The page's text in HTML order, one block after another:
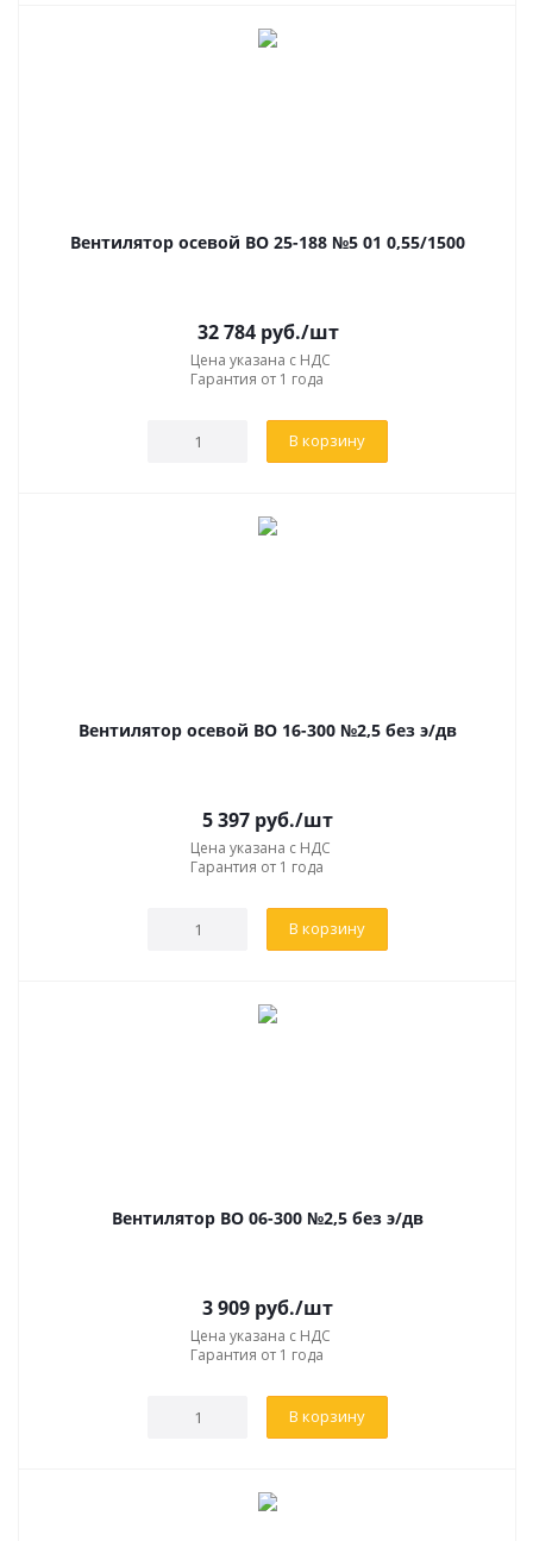
Вентилятор осевой ВО 25-188 №5 01 0,55/1500
32 784руб./шт
Цена указана с НДС
Гарантия от 1 года
В корзину
Вентилятор осевой ВО 16-300 №2,5 без э/дв
5 397 руб./шт
Цена указана с НДС
Гарантия от 1 года
В корзину
Вентилятор ВО 06-300 №2,5 без э/дв
3 909 руб./шт
Цена указана с НДС
Гарантия от 1 года
В корзину